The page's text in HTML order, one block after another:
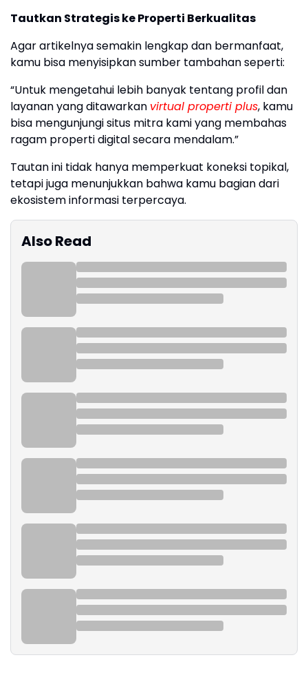
Tautkan Strategis ke Properti Berkualitas
Agar artikelnya semakin lengkap dan bermanfaat,
kamu bisa menyisipkan sumber tambahan seperti:
“Untuk mengetahui lebih banyak tentang profil dan
layanan yang ditawarkan virtual properti plus, kamu
bisa mengunjungi situs mitra kami yang membahas
ragam properti digital secara mendalam.”
Tautan ini tidak hanya memperkuat koneksi topikal,
tetapi juga menunjukkan bahwa kamu bagian dari
ekosistem informasi terpercaya.
Also Read